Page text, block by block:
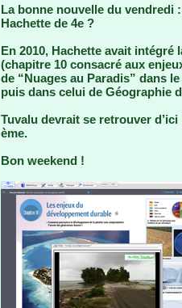
La bonne nouvelle du vendredi
Hachette de 4e ?
En 2010, Hachette avait
(chapitre 10 consacré aux
de “Nuages au Paradis” dans
puis dans celui de Géographie
Tuvalu devrait se retrouver
ème.
Bon weekend !